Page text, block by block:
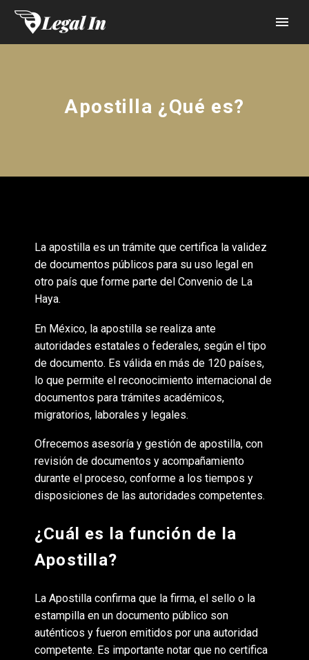
Apostilla ¿Qué es?
La apostilla es un trámite que certifica la validez
de documentos públicos para su uso legal en
otro país que forme parte del Convenio de La
Haya.
En México, la apostilla se realiza ante
autoridades estatales o federales, según el tipo
de documento. Es válida en más de 120 países,
lo que permite el reconocimiento internacional de
documentos para trámites académicos,
migratorios, laborales y legales.
Ofrecemos asesoría y gestión de apostilla, con
revisión de documentos y acompañamiento
durante el proceso, conforme a los tiempos y
disposiciones de las autoridades competentes.
¿Cuál es la función de la
Apostilla?
La Apostilla confirma que la firma, el sello o la
estampilla en un documento público son
auténticos y fueron emitidos por una autoridad
competente. Es importante notar que no certifica